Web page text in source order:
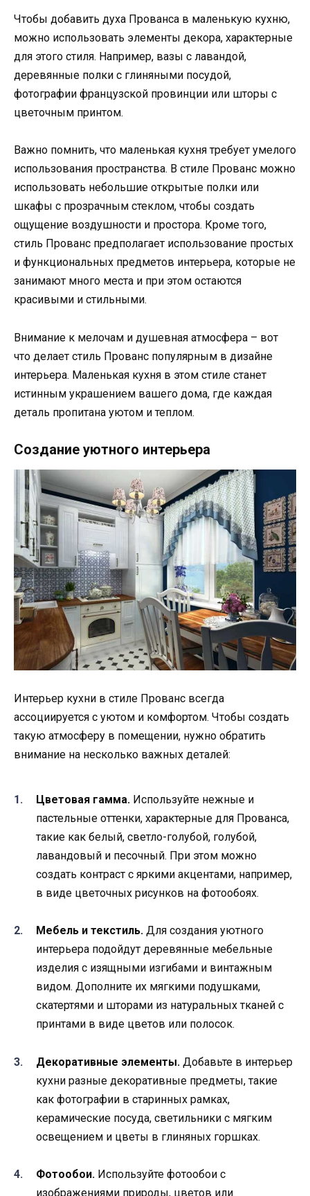
Чтобы добавить духа Прованса в маленькую кухню,
можно использовать элементы декора, характерные
для этого стиля. Например, вазы с лавандой,
деревянные полки с глиняными посудой,
фотографии французской провинции или шторы с
цветочным принтом.
Важно помнить, что маленькая кухня требует умелого
использования пространства. В стиле Прованс можно
использовать небольшие открытые полки или
шкафы с прозрачным стеклом, чтобы создать
ощущение воздушности и простора. Кроме того,
стиль Прованс предполагает использование простых
и функциональных предметов интерьера, которые не
занимают много места и при этом остаются
красивыми и стильными.
Внимание к мелочам и душевная атмосфера – вот
что делает стиль Прованс популярным в дизайне
интерьера. Маленькая кухня в этом стиле станет
истинным украшением вашего дома, где каждая
деталь пропитана уютом и теплом.
Создание уютного интерьера
Интерьер кухни в стиле Прованс всегда
ассоциируется с уютом и комфортом. Чтобы создать
такую атмосферу в помещении, нужно обратить
внимание на несколько важных деталей:
Цветовая гамма. Используйте нежные и
пастельные оттенки, характерные для Прованса,
такие как белый, светло-голубой, голубой,
лавандовый и песочный. При этом можно
создать контраст с яркими акцентами, например,
в виде цветочных рисунков на фотообоях.
Мебель и текстиль. Для создания уютного
интерьера подойдут деревянные мебельные
изделия с изящными изгибами и винтажным
видом. Дополните их мягкими подушками,
скатертями и шторами из натуральных тканей с
принтами в виде цветов или полосок.
Декоративные элементы. Добавьте в интерьер
кухни разные декоративные предметы, такие
как фотографии в старинных рамках,
керамические посуда, светильники с мягким
освещением и цветы в глиняных горшках.
Фотообои. Используйте фотообои с
изображениями природы, цветов или